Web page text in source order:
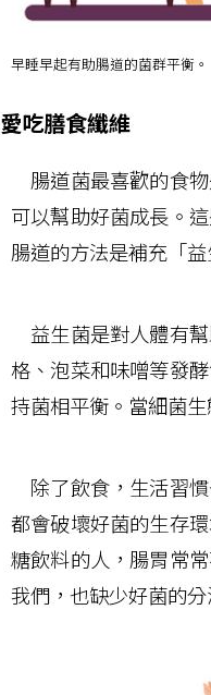
早睡早起有助腸道的菌群平衡。
愛吃膳食纖維
腸道菌最喜歡的食
可以幫助好菌成長。
腸道的方法是補充「益
益生菌是對人體有
格、泡菜和味噌等發
持菌相平衡。當細菌
除了飲食，生活習
都會破壞好菌的生存
糖飲料的人，腸胃常
我們，也缺少好菌的